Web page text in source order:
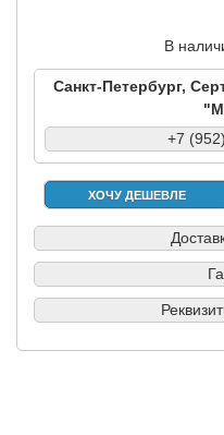
В
Санкт-Петербург,
+7
ХОЧУ ДЕШЕВЛЕ